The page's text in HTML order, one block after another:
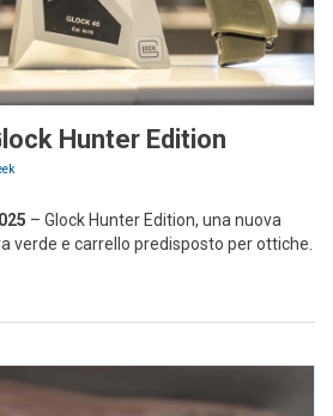
Hunter Edition
– Glock Hunter Edition, una nuova
verde e carrello predisposto per ottiche.